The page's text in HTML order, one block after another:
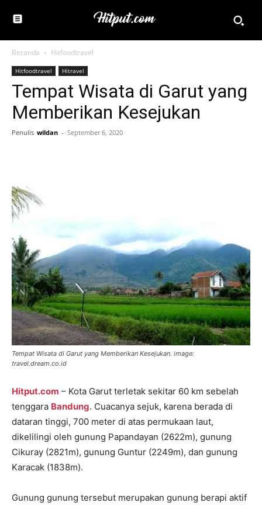
Beranda Hitfoodtravel
Hitfoodtravel Hitravel
Tempat Wisata di Garut yang
Memberikan Kesejukan
Penulis wildan - September 6, 2020
Tempat Wisata di Garut yang Memberikan Kesejukan. image:
travel.dream.co.id
Hitput.com – Kota Garut terletak sekitar 60 km sebelah
tenggara Bandung. Cuacanya sejuk, karena berada di
dataran tinggi, 700 meter di atas permukaan laut,
dikelilingi oleh gunung Papandayan (2622m), gunung
Cikuray (2821m), gunung Guntur (2249m), dan gunung
Karacak (1838m).
Gunung gunung tersebut merupakan gunung berapi aktif